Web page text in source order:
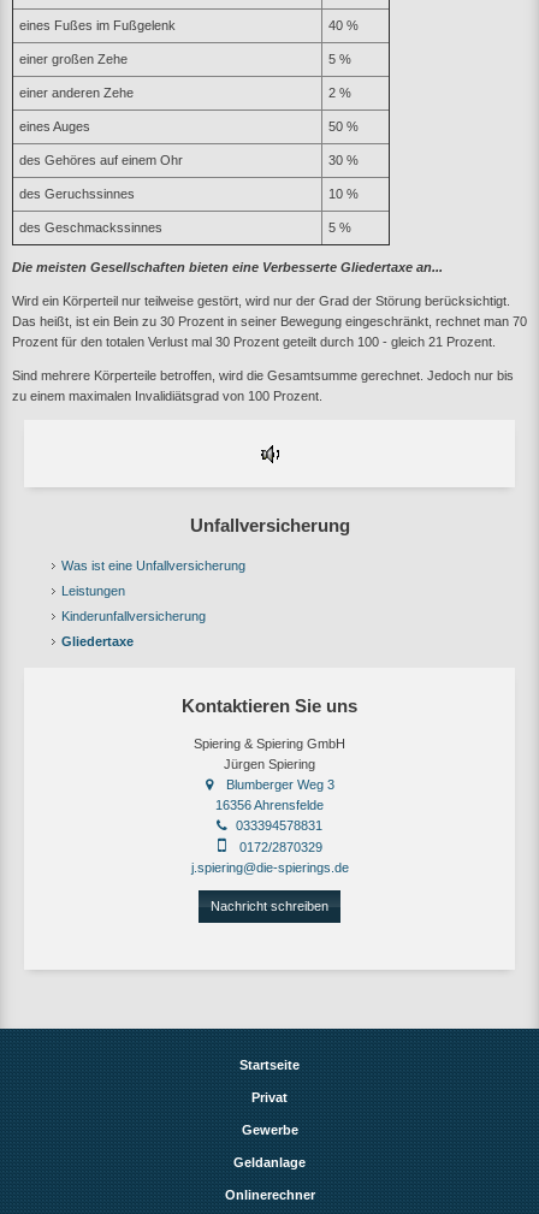
Unfallversicherung
Was ist eine Unfallversicherung
Leistungen
Kinderunfallversicherung
Gliedertaxe
Kontaktieren Sie uns
Spiering & Spiering GmbH
Jürgen Spiering
Blumberger Weg 3
16356 Ahrensfelde
033394578831
0172/2870329
j.spiering@die-spierings.de
Nachricht schreiben
eines Fußes im Fußgelenk 40 %
einer großen Zehe 5 %
einer anderen Zehe 2 %
eines Auges 50 %
des Gehöres auf einem Ohr 30 %
des Geruchssinnes 10 %
des Geschmackssinnes 5 %
Die meisten Gesellschaften bieten eine Verbesserte Gliedertaxe an...
Wird ein Körperteil nur teilweise gestört, wird nur der Grad der Störung berücksichtigt.
Das heißt, ist ein Bein zu 30 Prozent in seiner Bewegung eingeschränkt, rechnet man 70
Prozent für den totalen Verlust mal 30 Prozent geteilt durch 100 - gleich 21 Prozent.
Sind mehrere Körperteile betroffen, wird die Gesamtsumme gerechnet. Jedoch nur bis
zu einem maximalen Invalidiätsgrad von 100 Prozent.
Startseite
Privat
Gewerbe
Geldanlage
Onlinerechner